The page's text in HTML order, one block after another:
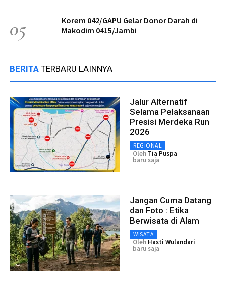
05
Korem 042/GAPU Gelar Donor Darah di
Makodim 0415/Jambi
BERITA TERBARU LAINNYA
Jalur Alternatif
Selama Pelaksanaan
Presisi Merdeka Run
2026
REGIONAL
Oleh Tia Puspa
baru saja
Jangan Cuma Datang
dan Foto : Etika
Berwisata di Alam
WISATA
Oleh Hasti Wulandari
baru saja